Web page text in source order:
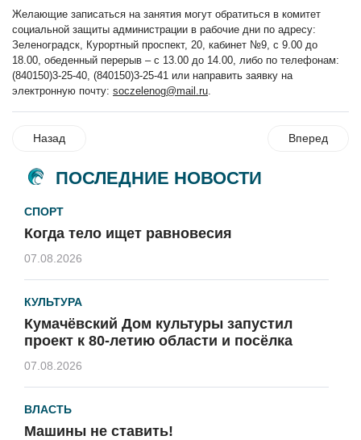
Желающие записаться на занятия могут обратиться в комитет
социальной защиты администрации в рабочие дни по адресу:
Зеленоградск, Курортный проспект, 20, кабинет №9, с 9.00 до
18.00, обеденный перерыв – с 13.00 до 14.00, либо по телефонам:
(840150)3-25-40, (840150)3-25-41 или направить заявку на
электронную почту: soczelenog@mail.ru
Назад Вперед
ПОСЛЕДНИЕ НОВОСТИ
СПОРТ
Когда тело ищет равновесия
07.08.2026
КУЛЬТУРА
Кумачёвский Дом культуры запустил
проект к 80-летию области и посёлка
07.08.2026
ВЛАСТЬ
Машины не ставить!